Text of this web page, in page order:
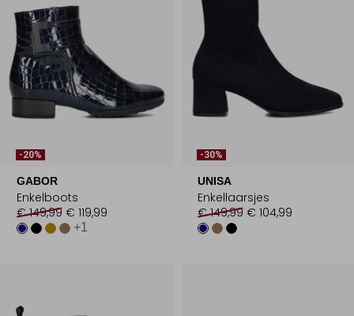
-20%
GABOR
Enkelboots
€ 149,99 € 119,99
+1
-30%
UNISA
Enkellaarsjes
€ 149,99 € 104,99